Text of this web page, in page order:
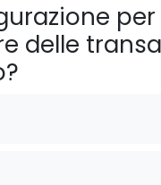
delle